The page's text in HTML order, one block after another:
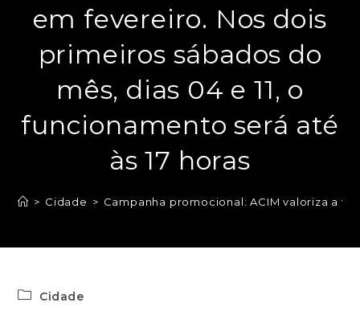
em fevereiro. Nos dois
primeiros sábados do
mês, dias 04 e 11, o
funcionamento será até
às 17 horas
> Cidade > Campanha promocional: ACIM valoriza a
Cidade